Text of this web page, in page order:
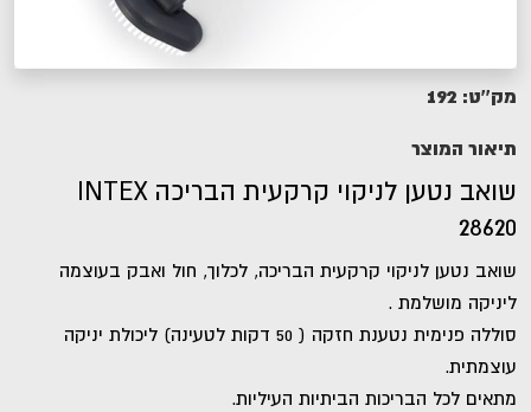
מק''ט: 192
תיאור המוצר
שואב נטען לניקוי קרקעית הבריכה INTEX
28620
שואב נטען לניקוי קרקעית הבריכה, לכלוך, חול ואבק בעוצמה
ליניקה מושלמת .
סוללה פנימית נטענת חזקה ( 50 דקות לטעינה) ליכולת יניקה
עוצמתית.
מתאים לכל הבריכות הביתיות העיליות.